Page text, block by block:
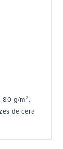
80 g/m².
de cera